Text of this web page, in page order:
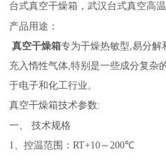
台式真空干燥箱，武汉台式真空高
产品用途：
真空干燥箱专为干燥热敏型,易分解
充入惰性气体,特别是一些成分复杂
于电子和化工行业。
真空干燥箱技术参数:
一、 技术规格
1、控温范围：RT+10 ～200℃